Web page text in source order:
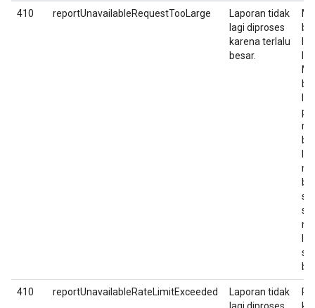
410 reportUnavailableRequestTooLarge
Laporan tidak
lagi diproses
karena terlalu
besar.
410 reportUnavailableRateLimitExceeded
Laporan tidak